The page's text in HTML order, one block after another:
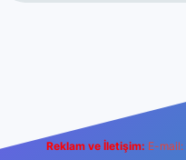
Reklam ve İletişim: E-mail: